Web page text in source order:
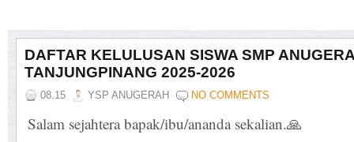
DAFTAR KELULUSAN SISWA SMP
TANJUNGPINANG 2025-2026
08.15 YSP ANUGERAH NO COMMENTS
Salam sejahtera bapak/ibu/ananda sekalian.🙏